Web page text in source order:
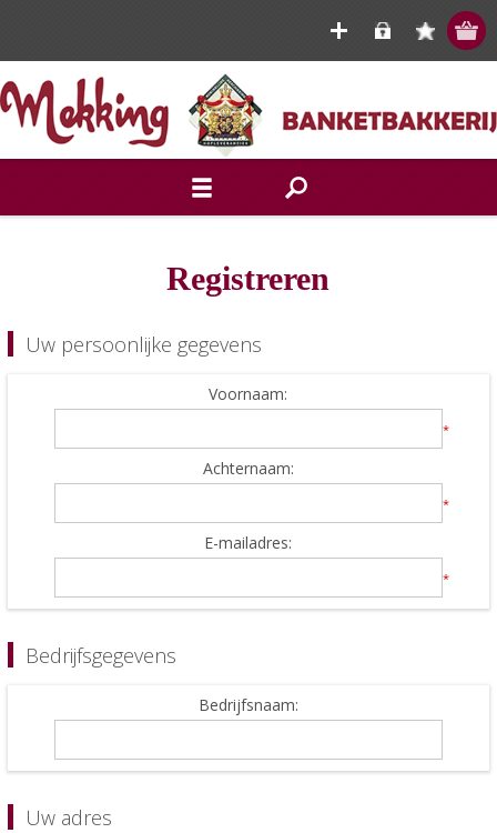
Registreren
Uw persoonlijke gegevens
Voornaam:
*
Achternaam:
*
E-mailadres:
*
Bedrijfsgegevens
Bedrijfsnaam:
Uw adres